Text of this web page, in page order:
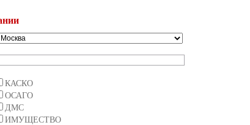
КАСКО
ОСАГО
ДМС
ИМУЩЕСТВО